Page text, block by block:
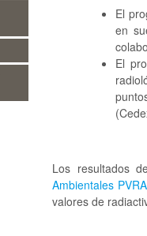
El
en
El
Los resultados
Ambientales
valores de